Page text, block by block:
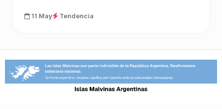
11 May Tendencia